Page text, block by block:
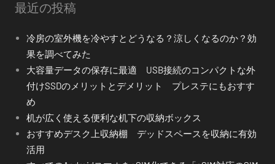
最近の投稿
冷房の室外機を冷やすとどうなる？涼しくなるのか？効
果を調べてみた
大容量データの保存に最適 USB接続のコンパクトな外
付けSSDのメリットとデメリット プレステにもおすす
め
机が広く使える便利な机下の収納ボックス
おすすめデスク上収納棚 デッドスペースを収納に有効
活用